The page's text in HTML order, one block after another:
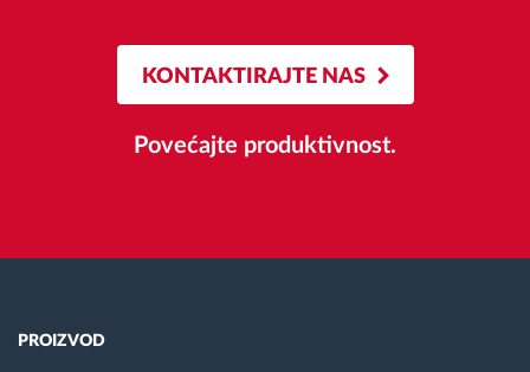
KONTAKTIRAJTE NAS
Povećajte produktivnost.
PROIZVOD